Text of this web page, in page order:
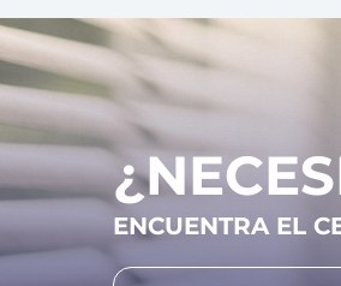
ENCUENTRA EL